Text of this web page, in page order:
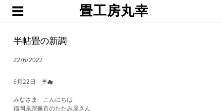
畳工房丸幸
ホーム
たたみ
琉球畳・置き畳
襖・網戸・障子
ブログ
半帖畳の新調
22/6/2022
6月22日 ☔☁
みなさま こんにちは
福岡県宗像市のたたみ屋さん